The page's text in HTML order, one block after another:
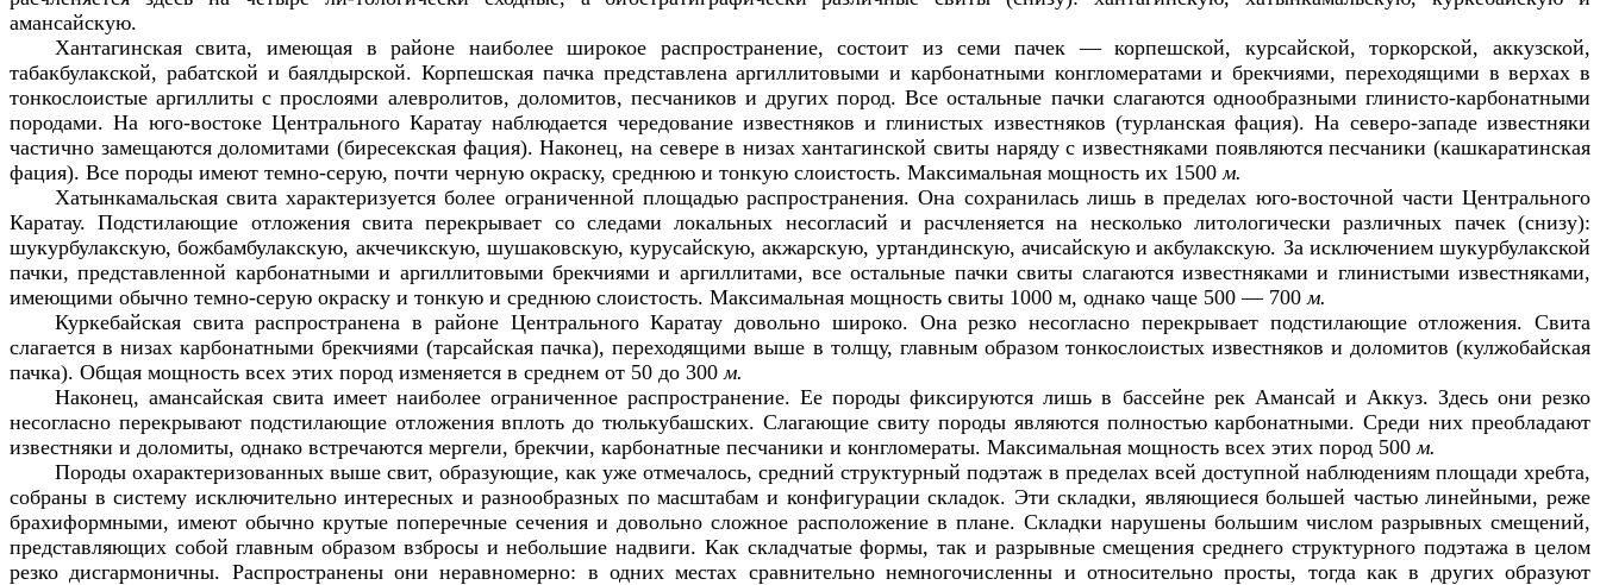
амансайскую.
Хантагинская свита, имеющая в районе наиболее широкое распространение, состоит из семи пачек — корпешской, курсайской, торкорской, аккузской,
табакбулакской, рабатской и баялдырской. Корпешская пачка представлена аргиллитовыми и карбонатными конгломератами и брекчиями, переходящими в верхах в
тонкослоистые аргиллиты с прослоями алевролитов, доломитов, песчаников и других пород. Все остальные пачки слагаются однообразными глинисто-карбонатными
породами. На юго-востоке Центрального Каратау наблюдается чередование известняков и глинистых известняков (турланская фация). На северо-западе известняки
частично замещаются доломитами (биресекская фация). Наконец, на севере в низах хантагинской свиты наряду с известняками появляются песчаники (кашкаратинская
фация). Все породы имеют темно-серую, почти черную окраску, среднюю и тонкую слоистость. Максимальная мощность их 1500 м.
Хатынкамальская свита характеризуется более ограниченной площадью распространения. Она сохранилась лишь в пределах юго-восточной части Центрального
Каратау. Подстилающие отложения свита перекрывает со следами локальных несогласий и расчленяется на несколько литологически различных пачек (снизу):
шукурбулакскую, божбамбулакскую, акчечикскую, шушаковскую, курусайскую, акжарскую, уртандинскую, ачисайскую и акбулакскую. За исключением шукурбулакской
пачки, представленной карбонатными и аргиллитовыми брекчиями и аргиллитами, все остальные пачки свиты слагаются известняками и глинистыми известняками,
имеющими обычно темно-серую окраску и тонкую и среднюю слоистость. Максимальная мощность свиты 1000 м, однако чаще 500 — 700 м.
Куркебайская свита распространена в районе Центрального Каратау довольно широко. Она резко несогласно перекрывает подстилающие отложения. Свита
слагается в низах карбонатными брекчиями (тарсайская пачка), переходящими выше в толщу, главным образом тонкослоистых известняков и доломитов (кулжобайская
пачка). Общая мощность всех этих пород изменяется в среднем от 50 до 300 м.
Наконец, амансайская свита имеет наиболее ограниченное распространение. Ее породы фиксируются лишь в бассейне рек Амансай и Аккуз. Здесь они резко
несогласно перекрывают подстилающие отложения вплоть до тюлькубашских. Слагающие свиту породы являются полностью карбонатными. Среди них преобладают
известняки и доломиты, однако встречаются мергели, брекчии, карбонатные песчаники и конгломераты. Максимальная мощность всех этих пород 500 м.
Породы охарактеризованных выше свит, образующие, как уже отмечалось, средний структурный подэтаж в пределах всей доступной наблюдениям площади хребта,
собраны в систему исключительно интересных и разнообразных по масштабам и конфигурации складок. Эти складки, являющиеся большей частью линейными, реже
брахиформными, имеют обычно крутые поперечные сечения и довольно сложное расположение в плане. Складки нарушены большим числом разрывных смещений,
представляющих собой главным образом взбросы и небольшие надвиги. Как складчатые формы, так и разрывные смещения среднего структурного подэтажа в целом
резко дисгармоничны. Распространены они неравномерно: в одних местах сравнительно немногочисленны и относительно просты, тогда как в других образуют